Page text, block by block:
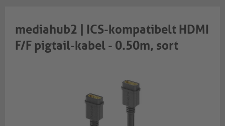
mediahub2 | ICS-kompatibelt HDMI
F/F pigtail-kabel - 0.50m, sort